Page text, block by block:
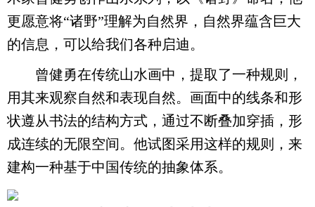
更愿意将“诸野”理解为自然界，自然界蕴含巨大
的信息，可以给我们各种启迪。
曾健勇在传统山水画中，提取了一种规则，
用其来观察自然和表现自然。画面中的线条和形
状遵从书法的结构方式，通过不断叠加穿插，形
成连续的无限空间。他试图采用这样的规则，来
建构一种基于中国传统的抽象体系。